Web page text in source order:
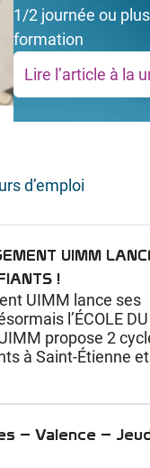
1/2 journée ou
formation
Lire l’article à la
d’emploi
UIMM
!
UIMM lance ses
l’ÉCOLE DU
propose 2
à Saint-Étienne et
– Valence –